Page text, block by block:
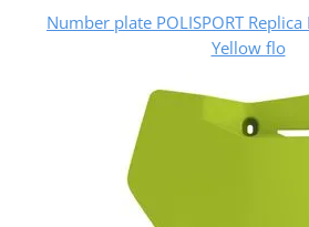
Number plate POLISPORT
Yellow flo